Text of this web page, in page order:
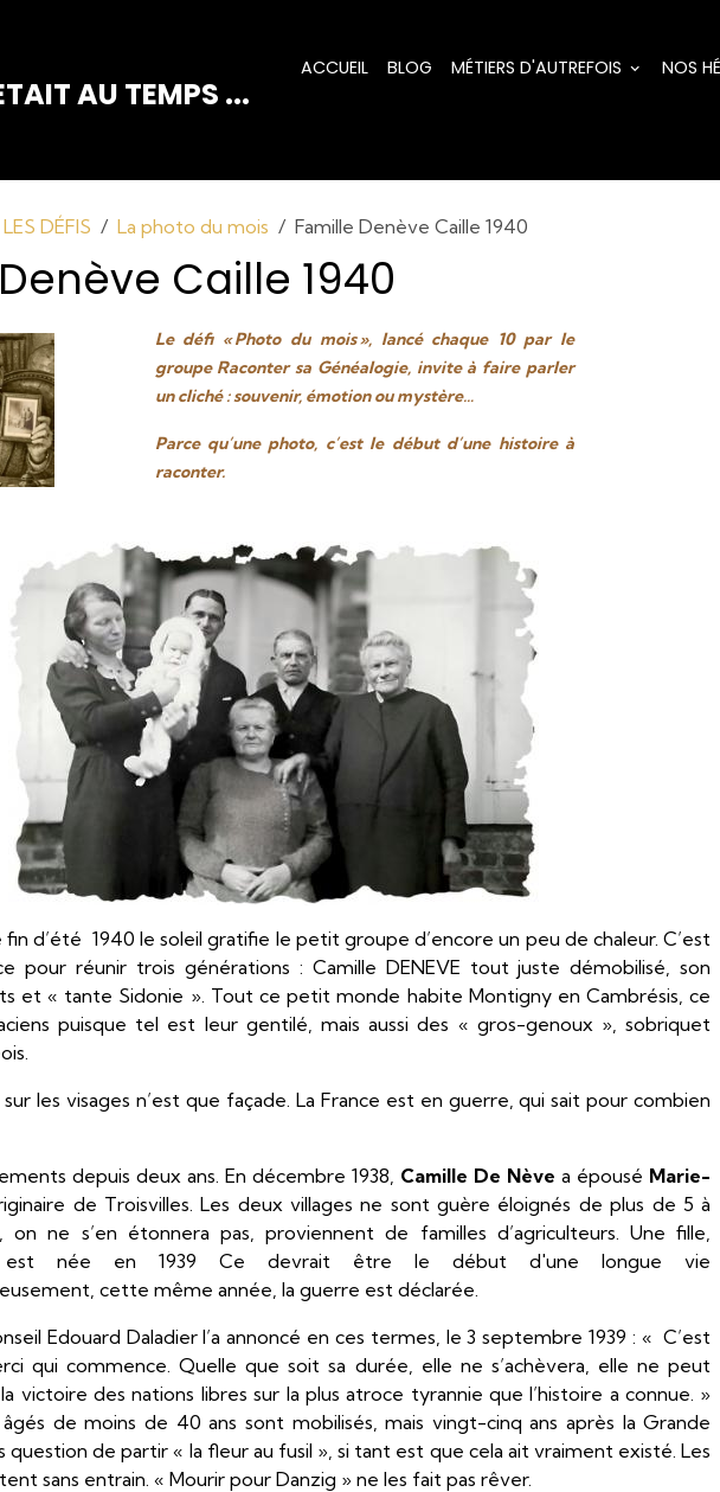
AU TEMPS ...
ACCUEIL BLOG MÉTIERS D'AUTREFOIS NOS
LES DÉFIS La photo du mois Famille Denève Caille 1940
Caille 1940
Le défi « Photo du mois », lancé chaque 10 par le
groupe Raconter sa Généalogie, invite à faire parler
un cliché : souvenir, émotion ou mystère…
Parce qu’une photo, c’est le début d’une histoire à
raconter.
fin d’été 1940 le soleil gratifie le petit groupe d’encore un peu de chaleur. C’est
pour réunir trois générations : Camille DENEVE tout juste démobilisé, son
et « tante Sidonie ». Tout ce petit monde habite Montigny en Cambrésis, ce
puisque tel est leur gentilé, mais aussi des « gros-genoux », sobriquet
les visages n’est que façade. La France est en guerre, qui sait pour combien
depuis deux ans. En décembre 1938, Camille De Nève a épousé Marie-
de Troisvilles. Les deux villages ne sont guère éloignés de plus de 5 à
ne s’en étonnera pas, proviennent de familles d’agriculteurs. Une fille,
est née en 1939 Ce devrait être le début d'une longue vie
cette même année, la guerre est déclarée.
Edouard Daladier l’a annoncé en ces termes, le 3 septembre 1939 : « C’est
qui commence. Quelle que soit sa durée, elle ne s’achèvera, elle ne peut
victoire des nations libres sur la plus atroce tyrannie que l’histoire a connue. »
de moins de 40 ans sont mobilisés, mais vingt-cinq ans après la Grande
question de partir « la fleur au fusil », si tant est que cela ait vraiment existé. Les
sans entrain. « Mourir pour Danzig » ne les fait pas rêver.